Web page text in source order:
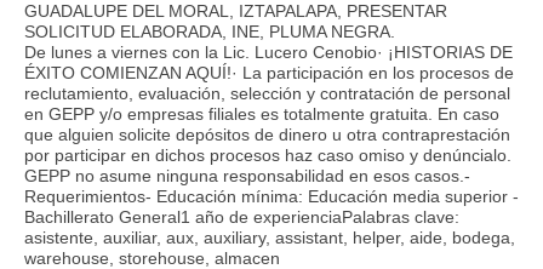
GUADALUPE DEL MORAL, IZTAPALAPA, PRESENTAR
SOLICITUD ELABORADA, INE, PLUMA NEGRA.
De lunes a viernes con la Lic. Lucero Cenobio· ¡HISTORIAS DE
ÉXITO COMIENZAN AQUÍ!· La participación en los procesos de
reclutamiento, evaluación, selección y contratación de personal
en GEPP y/o empresas filiales es totalmente gratuita. En caso
que alguien solicite depósitos de dinero u otra contraprestación
por participar en dichos procesos haz caso omiso y denúncialo.
GEPP no asume ninguna responsabilidad en esos casos.-
Requerimientos- Educación mínima: Educación media superior -
Bachillerato General1 año de experienciaPalabras clave:
asistente, auxiliar, aux, auxiliary, assistant, helper, aide, bodega,
warehouse, storehouse, almacen